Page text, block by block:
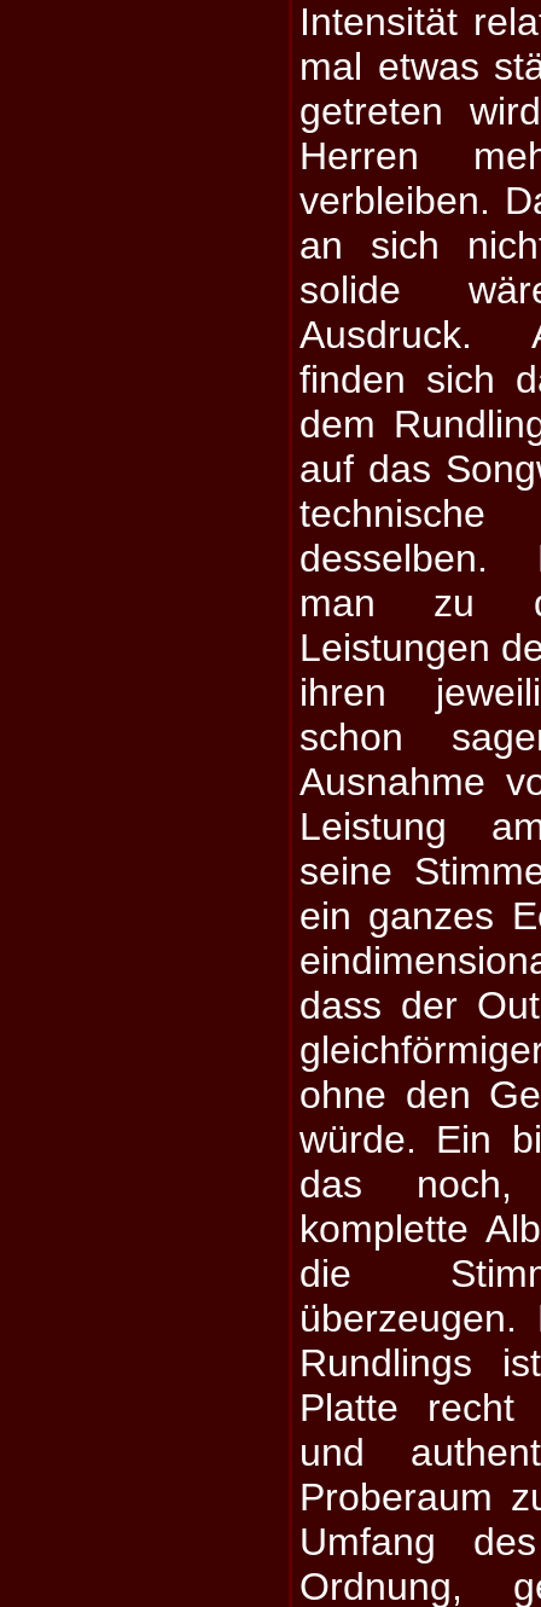
Intensität
mal etwas
getreten
Herren
verbleiben.
an sich
solide
Ausdruck.
finden sich
dem
auf das
desselben.
man zu
Leistungen
ihren
schon
Ausnahme
Leistung
seine
ein ganzes
dass der
ohne den
würde. Ein
das
komplette
die
Rundlings
Platte recht
und
Proberaum
Umfang
Ordnung,